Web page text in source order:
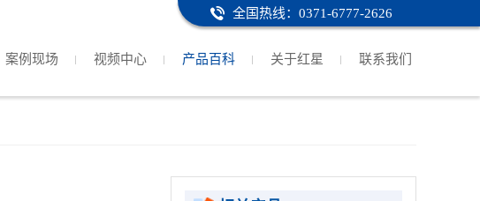
全国热线：0371-6777-2626
案例现场 视频中心 产品百科 关于红星 联系我们